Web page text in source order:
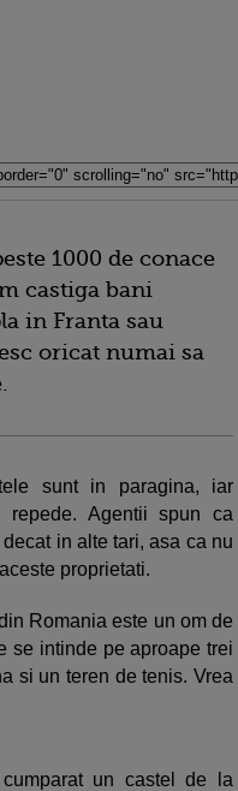
1000 de conace
castiga bani
in Franta sau
oricat numai sa
sunt in paragina, iar
Agentii spun ca
in alte tari, asa ca nu
proprietati.
Romania este un om de
se intinde pe aproape trei
si un teren de tenis. Vrea
un castel de la